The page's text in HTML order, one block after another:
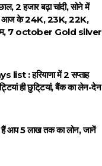
2 हजार बढ़ा चांदी, सोने में
आज के 24K, 23K, 22K,
7 october Gold silver
: हरियाणा में 2 सप्ताह
ही छुटि्टयां, बैंक का लेन-देन
आप ₹5 लाख तक का लोन, जानें